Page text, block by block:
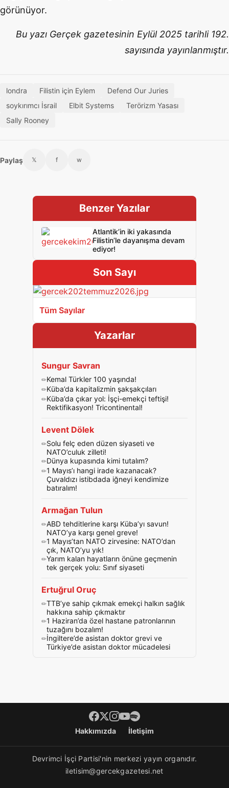
görünüyor.
Bu yazı Gerçek gazetesinin Eylül 2025 tarihli 192.
sayısında yayınlanmıştır.
londra Filistin için Eylem
Defend Our Juries
soykırımcı İsrail
Elbit Systems
Terörizm Yasası
Sally Rooney
Paylaş 𝕏 f w
Benzer Yazılar
Atlantik’in iki yakasında
Filistin’le dayanışma devam
ediyor!
Son Sayı
Tüm Sayılar
Yazarlar
Sungur Savran
Kemal Türkler 100 yaşında!
Küba’da kapitalizmin şakşakçıları
Küba’da çıkar yol: İşçi-emekçi teftişi!
Rektifikasyon! Tricontinental!
Levent Dölek
Solu felç eden düzen siyaseti ve
NATO’culuk zilleti!
Dünya kupasında kimi tutalım?
1 Mayıs’ı hangi irade kazanacak?
Çuvaldızı istibdada iğneyi kendimize
batıralım!
Armağan Tulun
ABD tehditlerine karşı Küba’yı savun!
NATO’ya karşı genel greve!
1 Mayıs’tan NATO zirvesine: NATO’dan
çık, NATO’yu yık!
Yarım kalan hayatların önüne geçmenin
tek gerçek yolu: Sınıf siyaseti
Ertuğrul Oruç
TTB’ye sahip çıkmak emekçi halkın sağlık
hakkına sahip çıkmaktır
1 Haziran’da özel hastane patronlarının
tuzağını bozalım!
İngiltere’de asistan doktor grevi ve
Türkiye’de asistan doktor mücadelesi
Footer menüHakkımızda İletişim
Devrimci İşçi Partisi'nin merkezi yayın organıdır.
iletisim@gercekgazetesi.net